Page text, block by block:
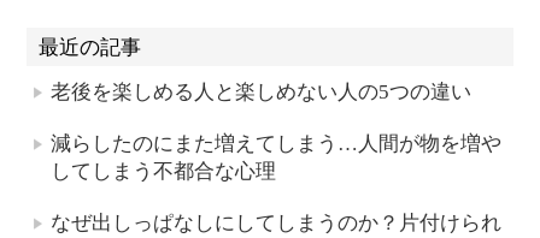
最近の記事
老後を楽しめる人と楽しめない人の5つの違い
減らしたのにまた増えてしまう…人間が物を増や
してしまう不都合な心理
なぜ出しっぱなしにしてしまうのか？片付けられ